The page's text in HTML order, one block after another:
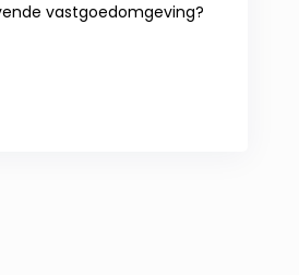
vastgoedomgeving?